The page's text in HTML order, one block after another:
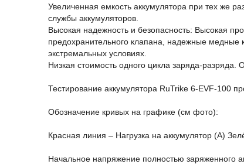
Увеличенная емкость аккумулятора при тех же
службы аккумуляторов.
Высокая надежность и безопасность: Высокая
предохранительного клапана, надежные медные
экстремальных условиях.
Низкая стоимость одного цикла заряда-разряда.
Тестирование аккумулятора RuTrike 6-EVF-100
Обозначение кривых на графике (см фото):
Красная линия – Нагрузка на аккумулятор (А)
Начальное напряжение полностью заряженного